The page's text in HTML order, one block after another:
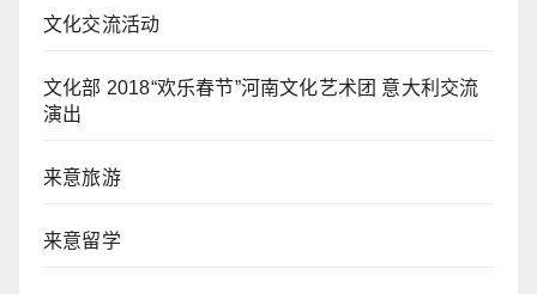
文化交流活动
文化部 2018“欢乐春节”河南文化艺术团 意大利交流
演出
来意旅游
来意留学